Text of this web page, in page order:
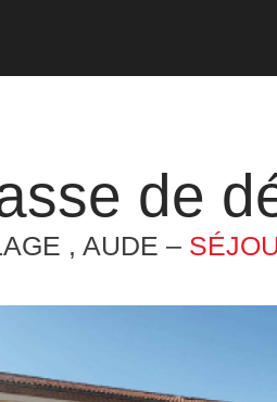
de
, AUDE –